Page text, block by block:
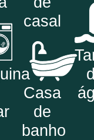
casal
Casa
de
banho